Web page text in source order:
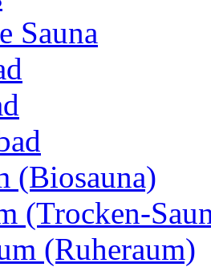
Sauna
(Biosauna)
(Trocken-
(Ruheraum)